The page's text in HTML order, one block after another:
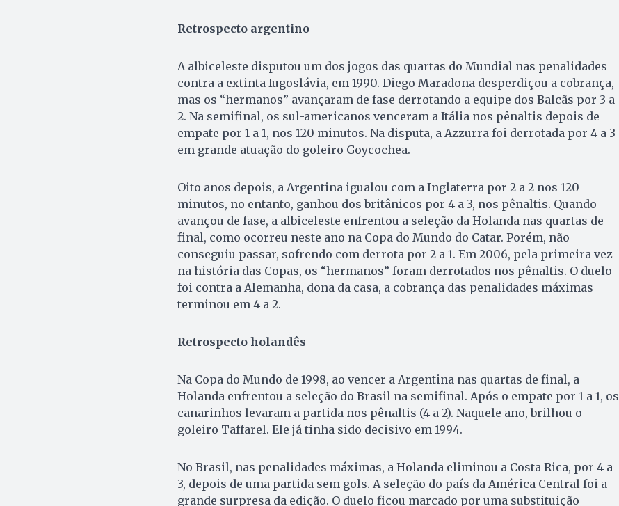
Retrospecto argentino
A albiceleste disputou um dos jogos das quartas do Mundial nas penalidades
contra a extinta Iugoslávia, em 1990. Diego Maradona desperdiçou a cobrança,
mas os “hermanos” avançaram de fase derrotando a equipe dos Balcãs por 3 a
2. Na semifinal, os sul-americanos venceram a Itália nos pênaltis depois de
empate por 1 a 1, nos 120 minutos. Na disputa, a Azzurra foi derrotada por 4 a 3
em grande atuação do goleiro Goycochea.
Oito anos depois, a Argentina igualou com a Inglaterra por 2 a 2 nos 120
minutos, no entanto, ganhou dos britânicos por 4 a 3, nos pênaltis. Quando
avançou de fase, a albiceleste enfrentou a seleção da Holanda nas quartas de
final, como ocorreu neste ano na Copa do Mundo do Catar. Porém, não
conseguiu passar, sofrendo com derrota por 2 a 1. Em 2006, pela primeira vez
na história das Copas, os “hermanos” foram derrotados nos pênaltis. O duelo
foi contra a Alemanha, dona da casa, a cobrança das penalidades máximas
terminou em 4 a 2.
Retrospecto holandês
Na Copa do Mundo de 1998, ao vencer a Argentina nas quartas de final, a
Holanda enfrentou a seleção do Brasil na semifinal. Após o empate por 1 a 1, os
canarinhos levaram a partida nos pênaltis (4 a 2). Naquele ano, brilhou o
goleiro Taffarel. Ele já tinha sido decisivo em 1994.
No Brasil, nas penalidades máximas, a Holanda eliminou a Costa Rica, por 4 a
3, depois de uma partida sem gols. A seleção do país da América Central foi a
grande surpresa da edição. O duelo ficou marcado por uma substituição